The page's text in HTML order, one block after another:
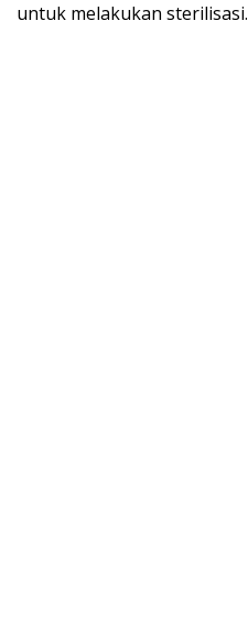
untuk melakukan sterilisasi.